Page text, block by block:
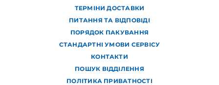
ТЕРМІНИ ДОСТАВКИ
ПИТАННЯ ТА ВІДПОВІДІ
ПОРЯДОК ПАКУВАННЯ
СТАНДАРТНІ УМОВИ СЕРВІСУ
КОНТАКТИ
ПОШУК ВІДДІЛЕННЯ
ПОЛІТИКА ПРИВАТНОСТІ